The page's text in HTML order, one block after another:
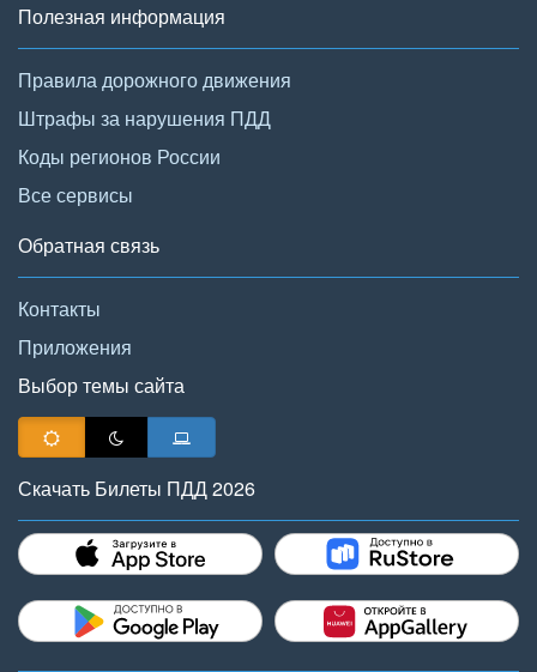
Полезная информация
Правила дорожного движения
Штрафы за нарушения ПДД
Коды регионов России
Все сервисы
Обратная связь
Контакты
Приложения
Выбор темы сайта
Скачать Билеты ПДД 2026